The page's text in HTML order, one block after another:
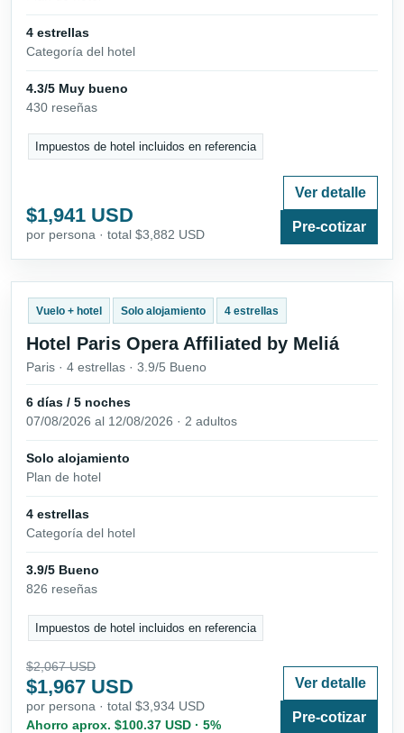
4 estrellas
Categoría del hotel
4.3/5 Muy bueno
430 reseñas
Impuestos de hotel incluidos en referencia
$1,941 USD
por persona · total $3,882 USD
Ver detalle
Pre-cotizar
Vuelo + hotel Solo alojamiento 4 estrellas
Hotel Paris Opera Affiliated by Meliá
Paris · 4 estrellas · 3.9/5 Bueno
6 días / 5 noches
07/08/2026 al 12/08/2026 · 2 adultos
Solo alojamiento
Plan de hotel
4 estrellas
Categoría del hotel
3.9/5 Bueno
826 reseñas
Impuestos de hotel incluidos en referencia
$2,067 USD
$1,967 USD
por persona · total $3,934 USD
Ahorro aprox. $100.37 USD · 5%
Ver detalle
Pre-cotizar